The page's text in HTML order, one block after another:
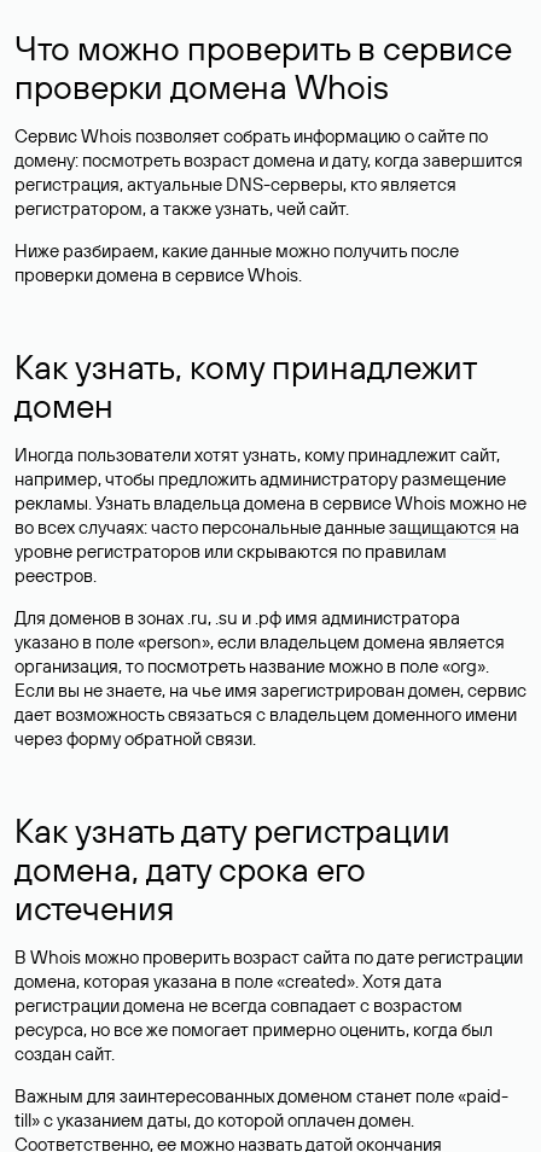
Что можно проверить в сервисе
проверки домена Whois
Сервис Whois позволяет собрать информацию о сайте по
домену: посмотреть возраст домена и дату, когда завершится
регистрация, актуальные DNS-серверы, кто является
регистратором, а также узнать, чей сайт.
Ниже разбираем, какие данные можно получить после
проверки домена в сервисе Whois.
Как узнать, кому принадлежит
домен
Иногда пользователи хотят узнать, кому принадлежит сайт,
например, чтобы предложить администратору размещение
рекламы. Узнать владельца домена в сервисе Whois можно не
во всех случаях: часто персональные данныезащищаются на
уровне регистраторов или скрываются по правилам
реестров.
Для доменов в зонах .ru, .su и .рф имя администратора
указано в поле «person», если владельцем домена является
организация, то посмотреть название можно в поле «org».
Если вы не знаете, на чье имя зарегистрирован домен, сервис
дает возможность связаться с владельцем доменного имени
через форму обратной связи.
Как узнать дату регистрации
домена, дату срока его
истечения
В Whois можно проверить возраст сайта по дате регистрации
домена, которая указана в поле «created». Хотя дата
регистрации домена не всегда совпадает с возрастом
ресурса, но все же помогает примерно оценить, когда был
создан сайт.
Важным для заинтересованных доменом станет поле «paid-
till» с указанием даты, до которой оплачен домен.
Соответственно, ее можно назвать датой окончания